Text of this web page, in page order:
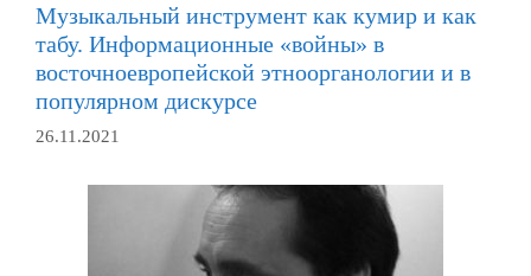
Музыкальный инструмент как кумир и как
табу. Информационные «войны» в
восточноевропейской этноорганологии и в
популярном дискурсе
26.11.2021